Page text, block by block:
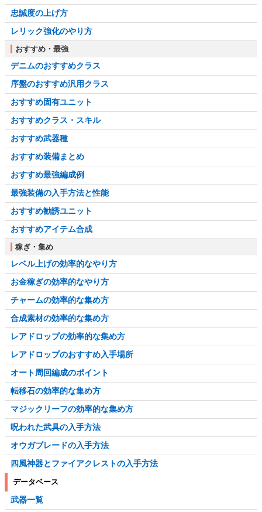
忠誠度の上げ方
レリック強化のやり方
おすすめ・最強
デニムのおすすめクラス
序盤のおすすめ汎用クラス
おすすめ固有ユニット
おすすめクラス・スキル
おすすめ武器種
おすすめ装備まとめ
おすすめ最強編成例
最強装備の入手方法と性能
おすすめ勧誘ユニット
おすすめアイテム合成
稼ぎ・集め
レベル上げの効率的なやり方
お金稼ぎの効率的なやり方
チャームの効率的な集め方
合成素材の効率的な集め方
レアドロップの効率的な集め方
レアドロップのおすすめ入手場所
オート周回編成のポイント
転移石の効率的な集め方
マジックリーフの効率的な集め方
呪われた武具の入手方法
オウガブレードの入手方法
四風神器とファイアクレストの入手方法
データベース
武器一覧